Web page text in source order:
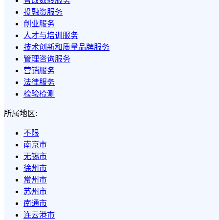
投融资服务
创业服务
人才与培训服务
技术创新和质量品牌服务
管理咨询服务
营销服务
法律服务
检验检测
所属地区:
不限
南京市
无锡市
徐州市
常州市
苏州市
南通市
连云港市